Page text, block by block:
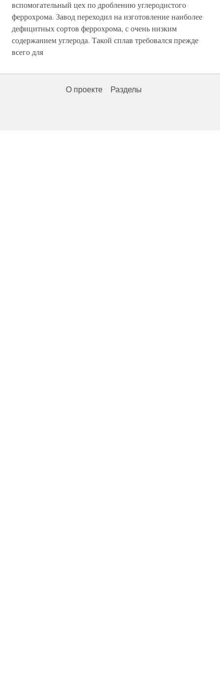
вспомогательный цех по дроблению углеродистого
феррохрома. Завод переходил на изготовление наиболее
дефицитных сортов феррохрома, с очень низким
содержанием углерода. Такой сплав требовался прежде
всего для
О проекте Разделы